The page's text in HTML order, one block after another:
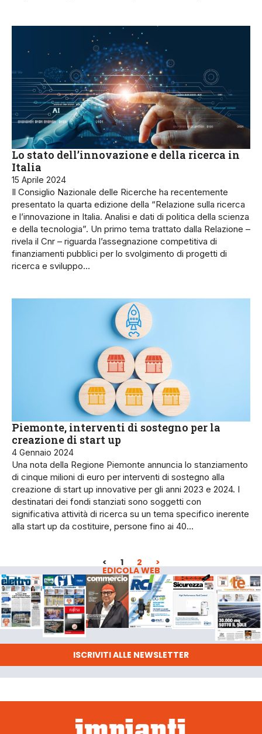
Lo stato dell’innovazione e della ricerca in
Italia
15 Aprile 2024
Il Consiglio Nazionale delle Ricerche ha recentemente
presentato la quarta edizione della “Relazione sulla ricerca
e l’innovazione in Italia. Analisi e dati di politica della scienza
e della tecnologia”. Un primo tema trattato dalla Relazione –
rivela il Cnr – riguarda l’assegnazione competitiva di
finanziamenti pubblici per lo svolgimento di progetti di
ricerca e sviluppo…
Piemonte, interventi di sostegno per la
creazione di start up
4 Gennaio 2024
Una nota della Regione Piemonte annuncia lo stanziamento
di cinque milioni di euro per interventi di sostegno alla
creazione di start up innovative per gli anni 2023 e 2024. I
destinatari dei fondi stanziati sono soggetti con
significativa attività di ricerca su un tema specifico inerente
alla start up da costituire, persone fino ai 40…
< 1 2 >
EDICOLA WEB
ISCRIVITI ALLE NEWSLETTER